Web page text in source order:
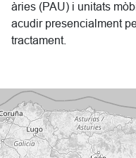
àries (PAU) i unitats
acudir presencialment
tractament.